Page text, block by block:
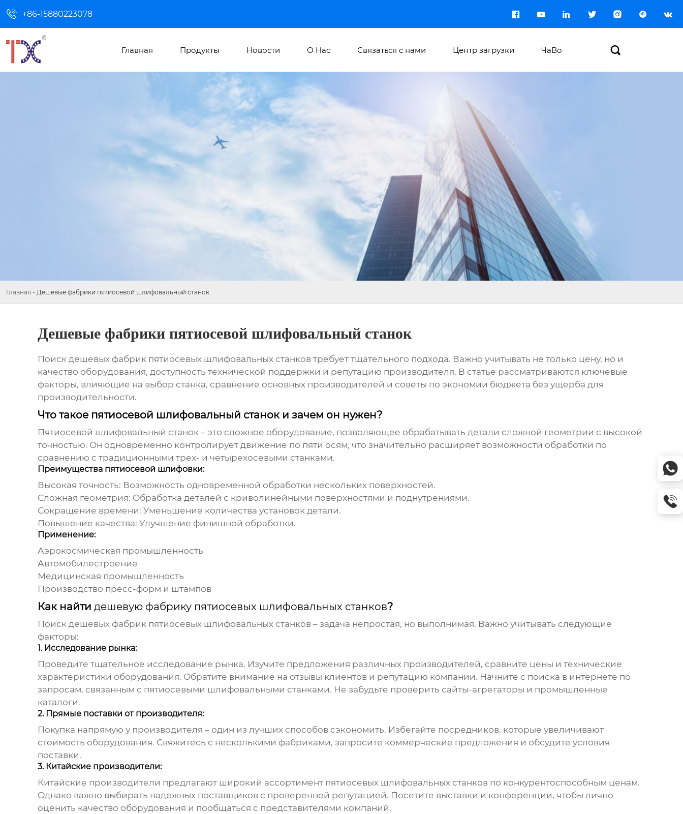
 +86-15880223078       
Главная Продукты Новости О Hас Связаться с нами Центр загрузки ЧаВо 
Главная - Дешевые фабрики пятиосевой шлифовальный станок
Дешевые фабрики пятиосевой шлифовальный станок
Поиск дешевых фабрик пятиосевых шлифовальных станковтребует тщательного подхода. Важно учитывать не только цену, но и
качество оборудования, доступность технической поддержки и репутацию производителя. В статье рассматриваются ключевые
факторы, влияющие на выбор станка, сравнение основных производителей и советы по экономии бюджета без ущерба для
производительности.
Что такое пятиосевой шлифовальный станок и зачем он нужен?
Пятиосевой шлифовальный станок – это сложное оборудование, позволяющее обрабатывать детали сложной геометрии с высокой
точностью. Он одновременно контролирует движение по пяти осям, что значительно расширяет возможности обработки по
сравнению с традиционными трех- и четырехосевыми станками.
Преимущества пятиосевой шлифовки:
Высокая точность: Возможность одновременной обработки нескольких поверхностей.
Сложная геометрия: Обработка деталей с криволинейными поверхностями и поднутрениями.
Сокращение времени: Уменьшение количества установок детали.
Повышение качества: Улучшение финишной обработки.
Применение:
Аэрокосмическая промышленность
Автомобилестроение
Медицинская промышленность
Производство пресс-форм и штампов
Как найти дешевую фабрику пятиосевых шлифовальных станков?
Поиск дешевых фабрик пятиосевых шлифовальных станков– задача непростая, но выполнимая. Важно учитывать следующие
факторы:
1. Исследование рынка:
Проведите тщательное исследование рынка. Изучите предложения различных производителей, сравните цены и технические
характеристики оборудования. Обратите внимание на отзывы клиентов и репутацию компании. Начните с поиска в интернете по
запросам, связанным с пятиосевыми шлифовальными станками. Не забудьте проверить сайты-агрегаторы и промышленные
каталоги.
2. Прямые поставки от производителя:
Покупка напрямую у производителя – один из лучших способов сэкономить. Избегайте посредников, которые увеличивают
стоимость оборудования. Свяжитесь с несколькими фабриками, запросите коммерческие предложения и обсудите условия
поставки.
3. Китайские производители:
Китайские производители предлагают широкий ассортимент пятиосевых шлифовальных станковпо конкурентоспособным ценам.
Однако важно выбирать надежных поставщиков с проверенной репутацией. Посетите выставки и конференции, чтобы лично
оценить качество оборудования и пообщаться с представителями компаний.